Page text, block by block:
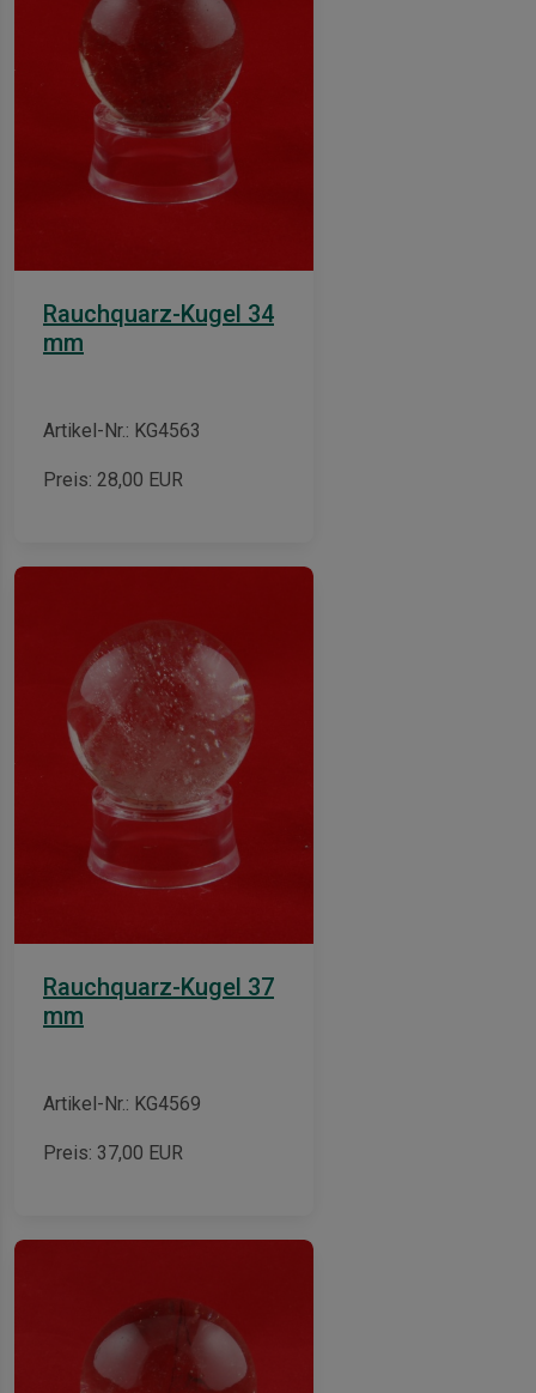
Rauchquarz-Kugel 34
mm
Artikel-Nr.: KG4563
Preis: 28,00 EUR
Rauchquarz-Kugel 37
mm
Artikel-Nr.: KG4569
Preis: 37,00 EUR